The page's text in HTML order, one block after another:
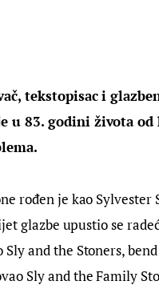
tekstopisac i
u 83. godini života
rođen je kao
glazbe upustio se
Sly and the Stoners,
Sly and the Family